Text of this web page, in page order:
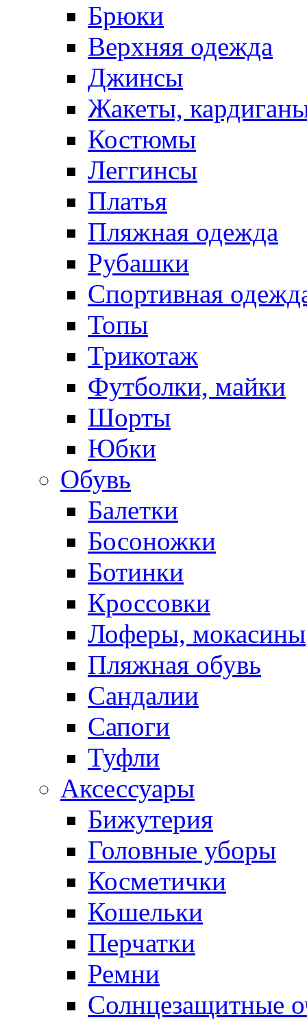
Брюки
Верхняя одежда
Джинсы
Жакеты,
Костюмы
Леггинсы
Платья
Пляжная одежда
Рубашки
Спортивная
Топы
Трикотаж
Футболки, майки
Шорты
Юбки
Обувь
Балетки
Босоножки
Ботинки
Кроссовки
Лоферы, мокасины
Пляжная обувь
Сандалии
Сапоги
Туфли
Аксессуары
Бижутерия
Головные уборы
Косметички
Кошельки
Перчатки
Ремни
Солнцезащитные